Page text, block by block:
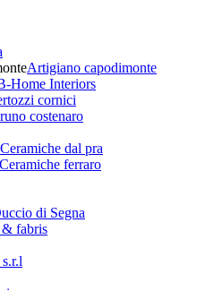
Artigiano capodimonte
Home Interiors
cornici
costenaro
Ceramiche dal pra
Ceramiche ferraro
di Segna
fabris